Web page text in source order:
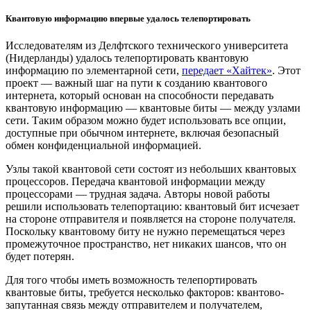
Квантовую информацию впервые удалось телепортировать
Исследователям из Делфтского технического университета
(Нидерланды) удалось телепортировать квантовую
информацию по элементарной сети, передает «Хайтек». Этот
проект — важный шаг на пути к созданию квантового
интернета, который основан на способности передавать
квантовую информацию — квантовые биты — между узлами
сети. Таким образом можно будет использовать все опции,
доступные при обычном интернете, включая безопасный
обмен конфиденциальной информацией.
Узлы такой квантовой сети состоят из небольших квантовых
процессоров. Передача квантовой информации между
процессорами — трудная задача. Авторы новой работы
решили использовать телепортацию: квантовый бит исчезает
на стороне отправителя и появляется на стороне получателя.
Поскольку квантовому биту не нужно перемещаться через
промежуточное пространство, нет никаких шансов, что он
будет потерян.
Для того чтобы иметь возможность телепортировать
квантовые биты, требуется несколько факторов: квантово-
запутанная связь между отправителем и получателем,